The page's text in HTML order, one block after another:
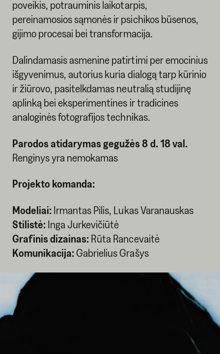
poveikis, potrauminis laikotarpis,
pereinamosios sąmonės ir psichikos būsenos,
gijimo procesai bei transformacija.
Dalindamasis asmenine patirtimi per emocinius
išgyvenimus, autorius kuria dialogą tarp kūrinio
ir žiūrovo, pasitelkdamas neutralią studijinę
aplinką bei eksperimentines ir tradicines
analoginės fotografijos technikas.
Parodos atidarymas gegužės 8 d. 18 val.
Renginys yra nemokamas
Projekto komanda:
Modeliai: Irmantas Pilis, Lukas Varanauskas
Stilistė: Inga Jurkevičiūtė
Grafinis dizainas: Rūta Rancevaitė
Komunikacija:Gabrielius Grašys